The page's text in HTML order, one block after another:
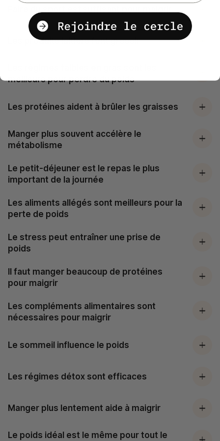
Les produits laitiers font grossir
meilleurs pour perdre du poids
Les protéines aident à brûler les graisses
Manger plus souvent accélère le
métabolisme
Le petit-déjeuner est le repas le plus
important de la journée
Les aliments allégés sont meilleurs pour la
perte de poids
Le stress peut entraîner une prise de
poids
Il faut manger beaucoup de protéines
pour maigrir
Les compléments alimentaires sont
nécessaires pour maigrir
Le sommeil influence le poids
Les régimes détox sont efficaces
Manger plus lentement aide à maigrir
Le poids idéal est le même pour tout le